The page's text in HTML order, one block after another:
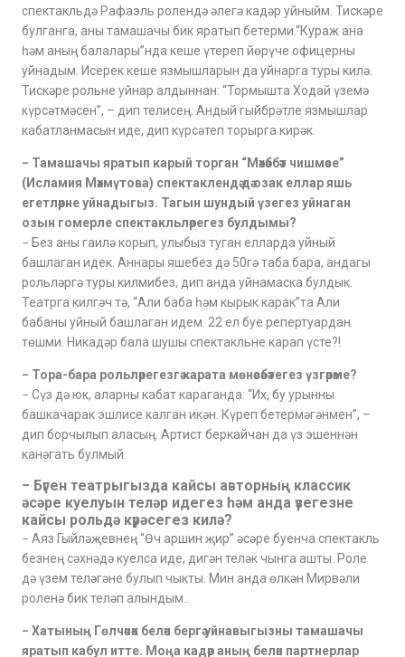
спектакльдә Рафаэль ролендә әлегә кадәр уйныйм. Тискәре
булганга, аны тамашачы бик яратып бетерми.“Кураж ана
һәм аның балалары”нда кеше үтереп йөрүче офицерны
уйнадым. Исерек кеше язмышларын да уйнарга туры килә.
Тискәре рольне уйнар алдыннан: “Тормышта Ходай үземә
күрсәтмәсен”, – дип телисең. Андый гыйбрәтле язмышлар
кабатланмасын иде, дип күрсәтеп торырга кирәк.
− Тамашачы яратып карый торган “Мәхәббәт чишмәсе”
(Исламия Мәхмүтова) спектаклендә дә озак еллар яшь
егетләрне уйнадыгыз. Тагын шундый үзегез уйнаган
озын гомерле спектакльләрегез булдымы?
− Без аны гаилә корып, улыбыз туган елларда уйный
башлаган идек. Аннары яшебез дә 50гә таба бара, андагы
рольләргә туры килмибез, дип анда уйнамаска булдык.
Театрга килгәч тә, “Али баба һәм кырык карак”та Али
бабаны уйный башлаган идем. 22 ел буе репертуардан
төшми. Никадәр бала шушы спектакльне карап үсте?!
− Тора-бара рольләрегезгә карата мөнәсәбәтегез үзгәрәме?
− Сүз дә юк, аларны кабат караганда: “Их, бу урынны
башкачарак эшлисе калган икән. Күреп бетермәгәнмен”, –
дип борчылып аласың. Артист беркайчан да үз эшеннән
канәгать булмый.
− Бүген театрыгызда кайсы авторның классик
әсәре куелуын теләр идегез һәм анда үзегезне
кайсы рольдә күрәсегез килә?
− Аяз Гыйләҗевнең “Өч аршин җир” әсәре буенча спектакль
безнең сәхнәдә куелса иде, дигән теләк чынга ашты. Роле
дә үзем теләгәне булып чыкты. Мин анда өлкән Мирвәли
роленә бик теләп алындым..
− Хатының Гөлчәчәк белән бергә уйнавыгызны тамашачы
яратып кабул итте. Моңа кадәр аның белән партнерлар